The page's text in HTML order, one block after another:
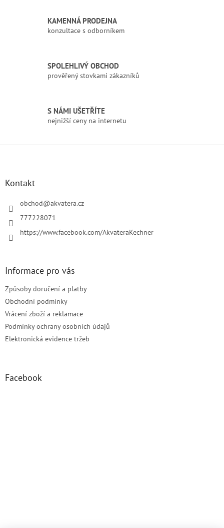
í
p
y
v
u
KAMENNÁ PRODEJNA
konzultace s odborníkem
SPOLEHLIVÝ OBCHOD
prověřený stovkami zákazníků
S NÁMI UŠETŘÍTE
nejnižší ceny na internetu
Z
Kontakt
obchod@akvatera.cz
777228071
https://www.facebook.com/AkvateraKechner
Informace pro vás
Způsoby doručení a platby
Obchodní podmínky
Vrácení zboží a reklamace
Podmínky ochrany osobních údajů
Elektronická evidence tržeb
Facebook